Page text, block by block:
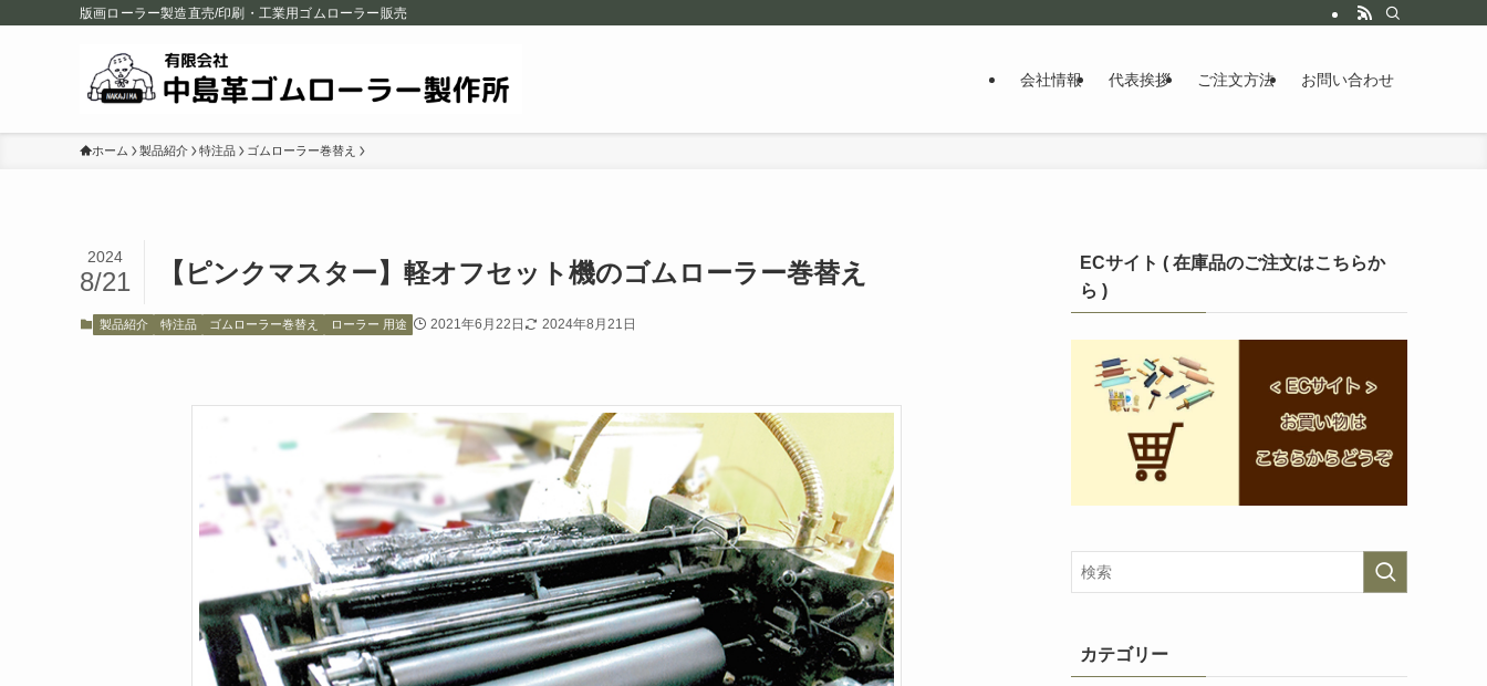
版画ローラー製造直売/印刷・工業用ゴムローラー販売
会社情報 代表挨拶 ご注文方法 お問い合わせ
ホーム 製品紹介 特注品 ゴムローラー巻替え
【ピンクマスター】軽オフセット機のゴムローラー巻替え
2024
8/21
製品紹介 特注品 ゴムローラー巻替え ローラー 用途 2021年6月22日 2024年8月21日
ECサイト ( 在庫品のご注文はこちらか
ら )
カテゴリー